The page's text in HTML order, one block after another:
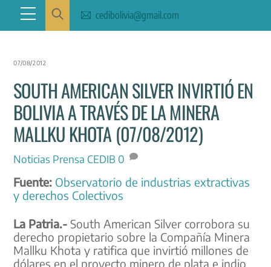
content
Menu cedibolivia@gmail.com
07/08/2012
SOUTH AMERICAN SILVER INVIRTIÓ EN
BOLIVIA A TRAVÉS DE LA MINERA
MALLKU KHOTA (07/08/2012)
Noticias Prensa CEDIB 0
Fuente: Observatorio de industrias extractivas
y derechos Colectivos
La Patria.-South American Silver corrobora su
derecho propietario sobre la Compañía Minera
Mallku Khota y ratifica que invirtió millones de
dólares en el proyecto minero de plata e indio